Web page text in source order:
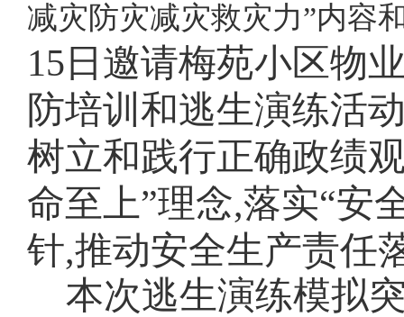
减灾防灾减灾救灾力”内容
15日邀请梅苑小区物
防培训和逃生演练活
树立和践行正确政绩
命至上”理念,落实“安
针,推动安全生产责任
本次逃生演练模拟